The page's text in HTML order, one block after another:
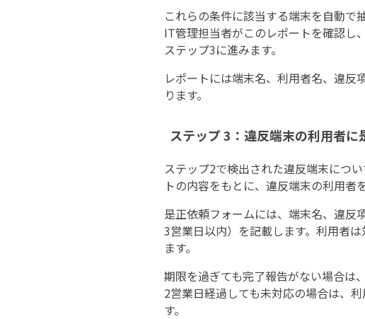
これらの条件に該当する端末を自動で
IT管理担当者がこのレポートを確認し
ステップ3に進みます。
レポートには端末名、利用者名、違
ります。
ステップ 3：違反端末の利用者に
ステップ2で検出された違反端末につ
トの内容をもとに、違反端末の利用者
是正依頼フォームには、端末名、違
3営業日以内）を記載します。利用者
ます。
期限を過ぎても完了報告がない場合は
2営業日経過しても未対応の場合は、
す。